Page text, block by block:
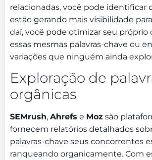
relacionadas, você pode identificar
estão gerando mais visibilidade
daí, você pode otimizar seu próprio
essas mesmas palavras-chave ou
variações que ninguém ainda
Exploração de
orgânicas
SEMrush, Ahrefs e Moz são
fornecem relatórios detalhados
palavras-chave seus concorrentes
ranqueando organicamente. Com